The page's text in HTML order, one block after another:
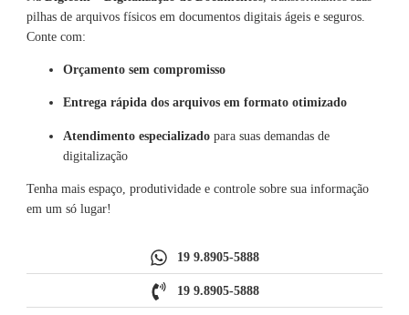
pilhas de arquivos físicos em documentos digitais ágeis e seguros.
Conte com:
Orçamento sem compromisso
Entrega rápida dos arquivos em formato otimizado
Atendimento especializadopara suas demandas de
digitalização
Tenha mais espaço, produtividade e controle sobre sua informação
em um só lugar!
19 9.8905-5888
19 9.8905-5888